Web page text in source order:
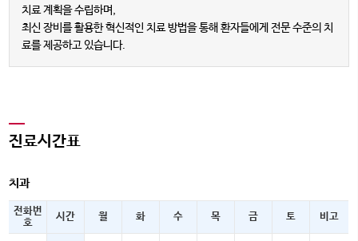
치료 계획을 수립하며,
최신 장비를 활용한 혁신적인 치료 방법을 통해 환자들에게 전문 수준의 치
료를 제공하고 있습니다.
진료시간표
치과
전화번
호
시간 월 화 수 목 금 토 비고